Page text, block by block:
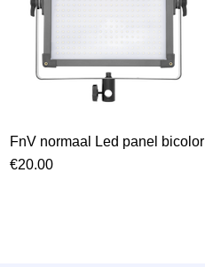
Snel overzicht
FnV normaal Led panel bicolor
Prijs
€20.00